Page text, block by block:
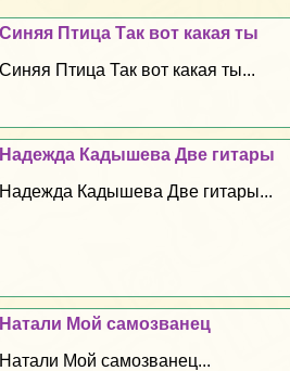
Синяя Птица Так вот какая ты
Синяя Птица Так вот какая ты...
Надежда Кадышева Две гитары
Надежда Кадышева Две гитары...
Натали Мой самозванец
Натали Мой самозванец...